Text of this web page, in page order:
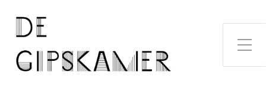
Toggle